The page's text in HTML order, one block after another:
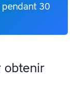
30
obtenir